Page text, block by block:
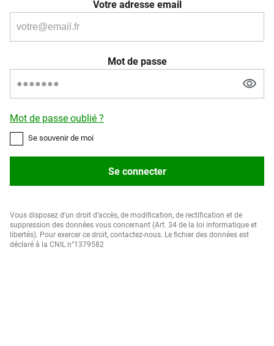
Votre adresse email
Mot de passe
Mot de passe oublié ?
Se souvenir de moi
Se connecter
Vous disposez d’un droit d’accès, de modification, de rectification et de
suppression des données vous concernant (Art. 34 de la loi informatique et
libertés). Pour exercer ce droit, contactez-nous. Le fichier des données est
déclaré à la CNIL n°1379582